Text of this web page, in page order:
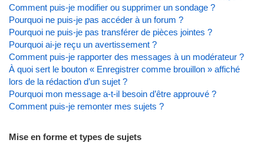
Comment puis-je modifier ou supprimer un sondage ?
Pourquoi ne puis-je pas accéder à un forum ?
Pourquoi ne puis-je pas transférer de pièces jointes ?
Pourquoi ai-je reçu un avertissement ?
Comment puis-je rapporter des messages à un modérateur ?
À quoi sert le bouton « Enregistrer comme brouillon » affiché
lors de la rédaction d’un sujet ?
Pourquoi mon message a-t-il besoin d’être approuvé ?
Comment puis-je remonter mes sujets ?
Mise en forme et types de sujets